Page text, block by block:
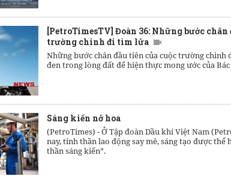
[PetroTimesTV] Đoàn 36: Những bước chân
trường chinh đi tìm lửa
Những bước chân đầu tiên của cuộc trường
đen trong lòng đất để hiện thực mong ước của
Sáng kiến nở hoa
(PetroTimes) -Ở Tập đoàn Dầu khí Việt Nam
nay, tinh thần lao động say mê, sáng tạo được
thần sáng kiến”.